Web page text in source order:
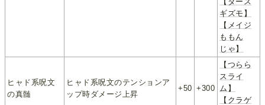
ギズモ】
【メイジ
ももん
じゃ】
ヒャド系呪文
の真髄
ヒャド系呪文のテンションア
ップ時ダメージ上昇
+50 +300
【つらら
スライ
ム】
【クラゲ